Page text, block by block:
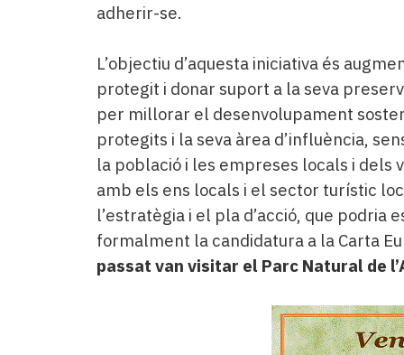
adherir-se.
L’objectiu d’aquesta iniciativa és
protegit i donar suport a la seva
per millorar el desenvolupament
protegits i la seva àrea d’influència,
la població i les empreses locals i
amb els ens locals i el sector turístic
l’estratègia i el pla d’acció, que
formalment la candidatura a la Carta
passat van visitar el Parc Natural de